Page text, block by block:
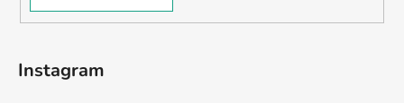
Instagram